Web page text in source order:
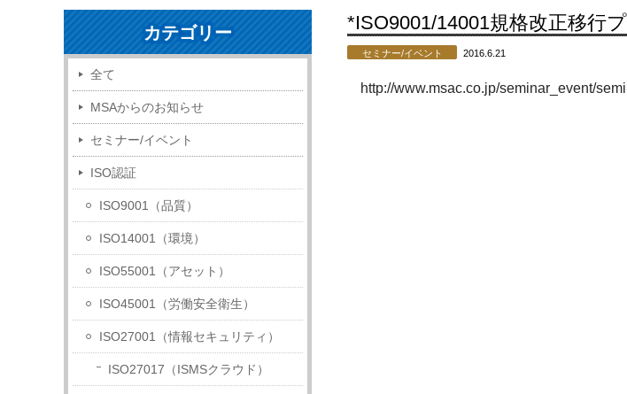
*ISO9001/14001規格改正移行
セミナー/イベント 2016.6.21
http://www.msac.co.jp/seminar_event/
カテゴリー
全て
MSAからのお知らせ
セミナー/イベント
ISO認証
ISO9001（品質）
ISO14001（環境）
ISO55001（アセット）
ISO45001（労働安全衛生）
ISO27001（情報セキュリティ）
ISO27017（ISMSクラウド）